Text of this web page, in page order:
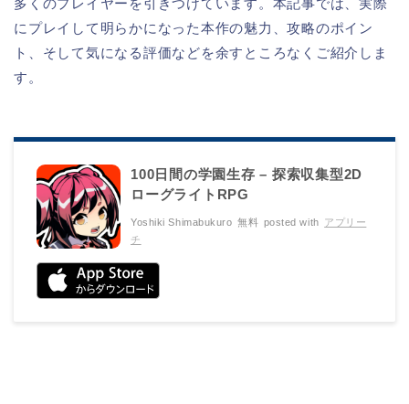
にプレイして明らかになった本作の魅力、攻略のポイン
ト、そして気になる評価などを余すところなくご紹介しま
す。
100日間の学園生存 – 探索収集型2D
ローグライトRPG
Yoshiki Shimabukuro 無料 posted with アプリー
チ